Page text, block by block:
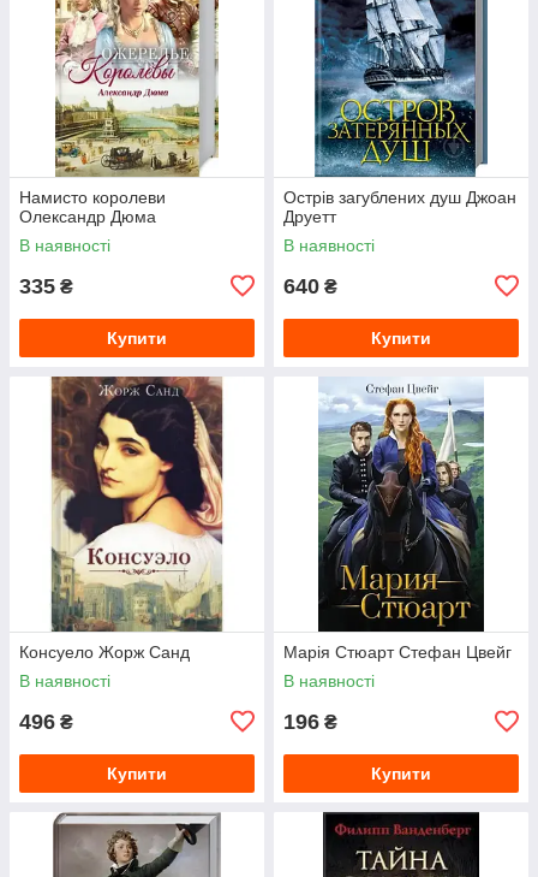
Намисто королеви
Олександр Дюма
В наявності
335 ₴
Купити
Острів загублених душ Джоан
Друетт
В наявності
640 ₴
Купити
Консуело Жорж Санд
В наявності
496 ₴
Купити
Марія Стюарт Стефан Цвейг
В наявності
196 ₴
Купити